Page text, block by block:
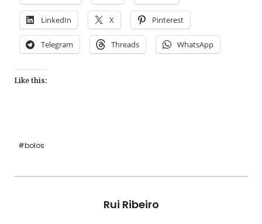
LinkedIn X Pinterest
Telegram Threads WhatsApp
Like this:
Post
#bolos
Rui Ribeiro